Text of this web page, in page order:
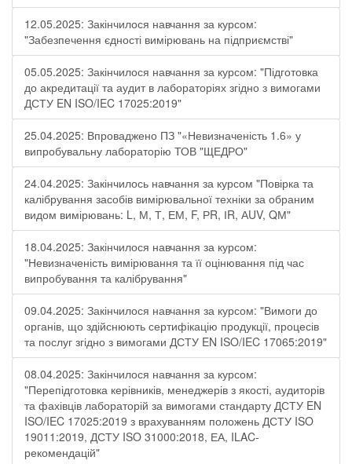
12.05.2025: Закінчилося навчання за курсом:
"Забезпечення єдності вимірювань на підприємстві"
05.05.2025: Закінчилося навчання за курсом: "Підготовка
до акредитації та аудит в лабораторіях згідно з вимогами
ДСТУ EN ISO/IEC 17025:2019"
25.04.2025: Впроваджено ПЗ "«Невизначеність 1.6» у
випробувальну лабораторію ТОВ "ЩЕДРО"
24.04.2025: Закінчилось навчання за курсом "Повірка та
калібрування засобів вимірювальної техніки за обраним
видом вимірювань: L, М, Т, ЕМ, F, РR, ІR, АUV, QМ"
18.04.2025: Закінчилося навчання за курсом:
"Невизначеність вимірювання та її оцінювання під час
випробування та калібрування"
09.04.2025: Закінчилося навчання за курсом: "Вимоги до
органів, що здійснюють сертифікацію продукції, процесів
та послуг згідно з вимогами ДСТУ EN ISO/IEC 17065:2019"
08.04.2025: Закінчилося навчання за курсом:
"Перепідготовка керівників, менеджерів з якості, аудиторів
та фахівців лабораторій за вимогами стандарту ДСТУ EN
ISO/IEC 17025:2019 з врахуванням положень ДСТУ ISO
19011:2019, ДСТУ ISO 31000:2018, ЕА, ILAC-
рекомендацій"